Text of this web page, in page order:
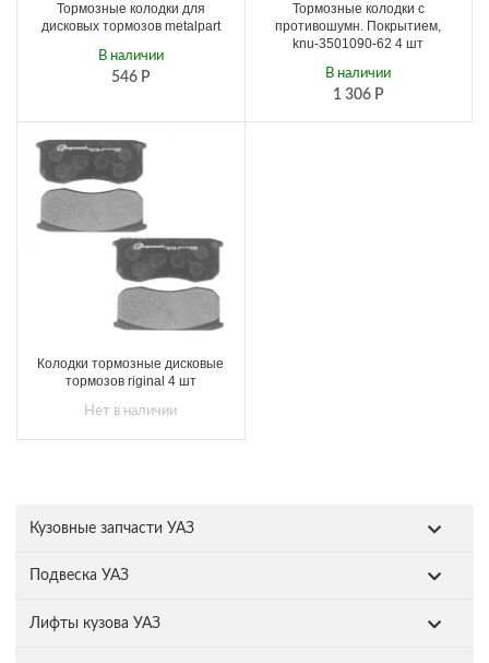
Кузовные запчасти УАЗ
Подвеска УАЗ
Лифты кузова УАЗ
Тормозные колодки для
дисковых тормозов metalpart
546 Р
В наличии
Тормозные колодки с
противошумн. Покрытием,
knu-3501090-62 4 шт
1 306 Р
В наличии
Колодки тормозные дисковые
тормозов riginal 4 шт
Нет в наличии